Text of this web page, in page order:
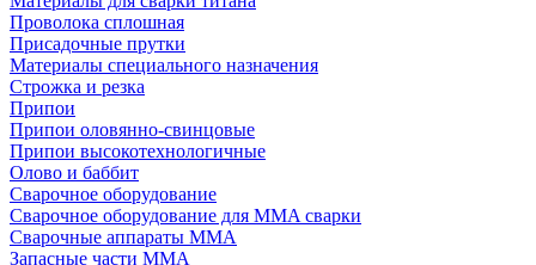
Проволока сплошная
Присадочные прутки
Материалы специального назначения
Строжка и резка
Припои
Припои оловянно-свинцовые
Припои высокотехнологичные
Олово и баббит
Сварочное оборудование
Сварочное оборудование для MMA сварки
Сварочные аппараты MMA
Запасные части MMA